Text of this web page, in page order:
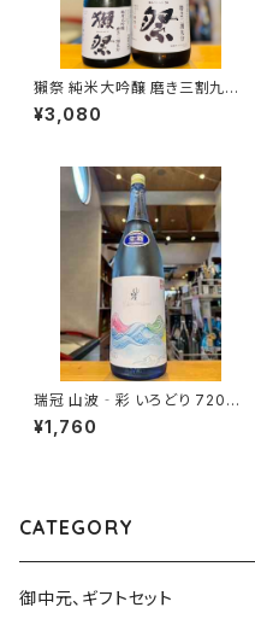
獺祭 純米大吟醸 磨き三割九分
720ml１本（旭酒造・山口県岩
国市周東町）
¥3,080
瑞冠 山波‐彩 いろどり 720ml
１本（山岡酒造・広島県三次市甲
奴町）
¥1,760
CATEGORY
御中元、ギフトセット